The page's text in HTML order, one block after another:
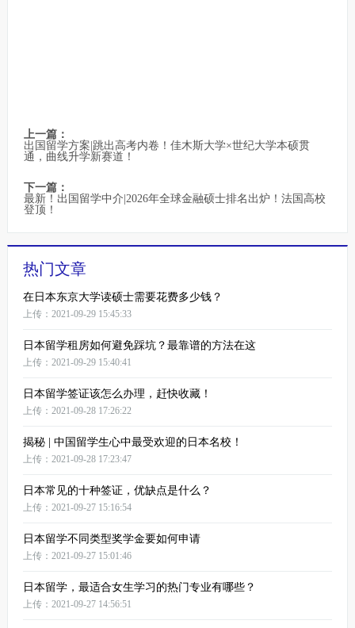
上一篇：
出国留学方案|跳出高考内卷！佳木斯大学×世纪大学本硕贯
通，曲线升学新赛道！
下一篇：
最新！出国留学中介|2026年全球金融硕士排名出炉！法国高校
登顶！
热门文章
在日本东京大学读硕士需要花费多少钱？
上传：2021-09-29 15:45:33
日本留学租房如何避免踩坑？最靠谱的方法在这
上传：2021-09-29 15:40:41
日本留学签证该怎么办理，赶快收藏！
上传：2021-09-28 17:26:22
揭秘 | 中国留学生心中最受欢迎的日本名校！
上传：2021-09-28 17:23:47
日本常见的十种签证，优缺点是什么？
上传：2021-09-27 15:16:54
日本留学不同类型奖学金要如何申请
上传：2021-09-27 15:01:46
日本留学，最适合女生学习的热门专业有哪些？
上传：2021-09-27 14:56:51